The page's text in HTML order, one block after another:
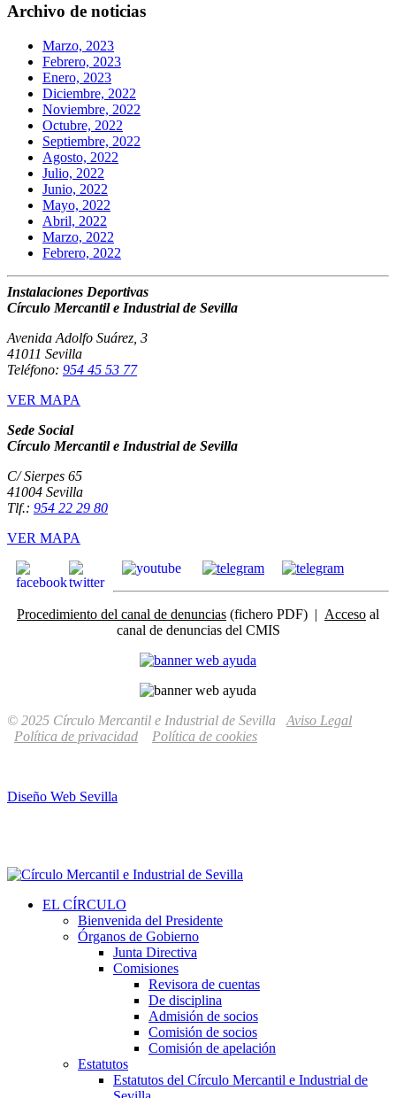
Archivo de noticias
Marzo, 2023
Febrero, 2023
Enero, 2023
Diciembre, 2022
Noviembre, 2022
Octubre, 2022
Septiembre, 2022
Agosto, 2022
Julio, 2022
Junio, 2022
Mayo, 2022
Abril, 2022
Marzo, 2022
Febrero, 2022
Instalaciones Deportivas
Círculo Mercantil e Industrial de Sevilla
Avenida Adolfo Suárez, 3
41011 Sevilla
Teléfono: 954 45 53 77
VER MAPA
Sede Social
Círculo Mercantil e Industrial de Sevilla
C/ Sierpes 65
41004 Sevilla
Tlf.: 954 22 29 80
VER MAPA
Procedimiento del canal de denuncias (fichero PDF) | Acceso al
canal de denuncias del CMIS
© 2025 Círculo Mercantil e Industrial de Sevilla Aviso Legal
Política de privacidad
Política de cookies
Diseño Web Sevilla
EL CÍRCULO
Bienvenida del Presidente
Órganos de Gobierno
Junta Directiva
Comisiones
Revisora de cuentas
De disciplina
Admisión de socios
Comisión de socios
Comisión de apelación
Estatutos
Estatutos del Círculo Mercantil e Industrial de